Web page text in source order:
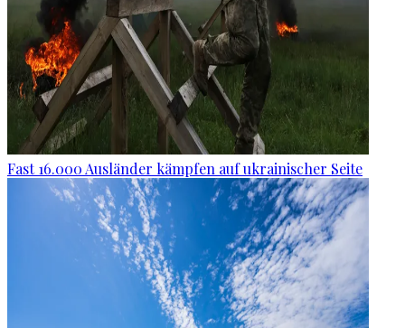
Fast 16.000 Ausländer kämpfen auf ukrainischer Seite